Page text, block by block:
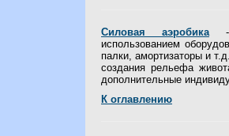
Силовая аэробика-
использованием
палки, амортизаторы и
создания рельефа
дополнительные
К оглавлению